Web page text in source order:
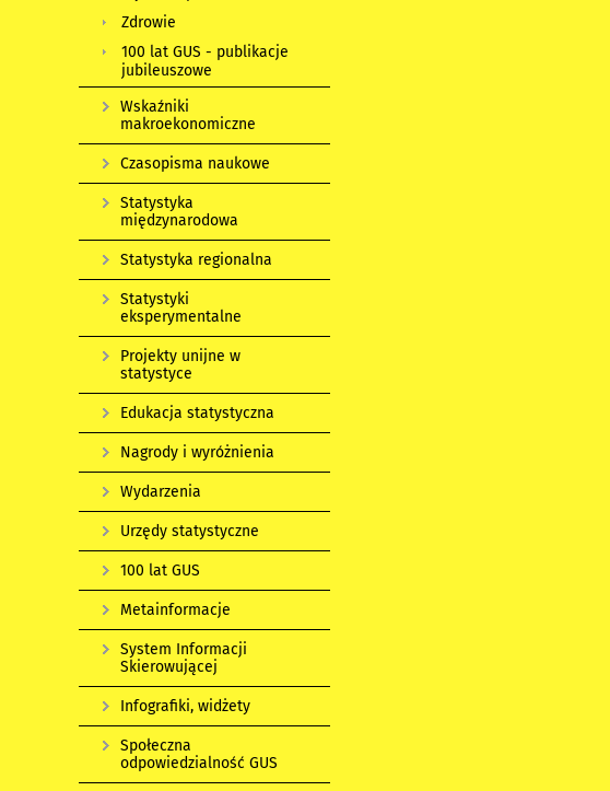
Zdrowie
100 lat GUS - publikacje
jubileuszowe
Wskaźniki
makroekonomiczne
Czasopisma naukowe
Statystyka
międzynarodowa
Statystyka regionalna
Statystyki
eksperymentalne
Projekty unijne w
statystyce
Edukacja statystyczna
Nagrody i wyróżnienia
Wydarzenia
Urzędy statystyczne
100 lat GUS
Metainformacje
System Informacji
Skierowującej
Infografiki, widżety
Społeczna
odpowiedzialność GUS